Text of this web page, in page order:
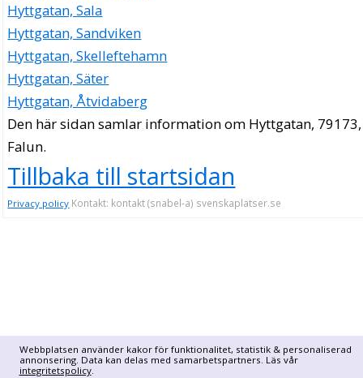
Webbplatsen använder kakor för funktionalitet, statistik & personaliserad
annonsering. Data kan delas med samarbetspartners. Läs vår
integritetspolicy.
Hyttgatan, Sala
Hyttgatan, Sandviken
Hyttgatan, Skelleftehamn
Hyttgatan, Säter
Hyttgatan, Åtvidaberg
Den här sidan samlar information om Hyttgatan, 79173,
Falun.
Tillbaka till startsidan
Privacy policy Kontakt: kontakt (snabel-a) svenskaplatser.se